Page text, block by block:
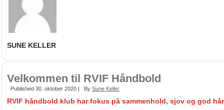
SUNE KELLER
Velkommen til RVIF Håndbold
Published 30. oktober 2020 | By Sune Keller
RVIF håndbold klub har fokus på sammenhold, sjov og god